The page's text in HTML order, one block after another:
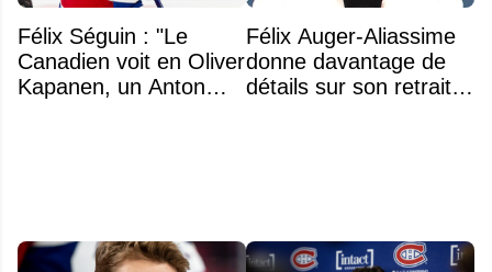
Félix Séguin : "Le
Canadien voit en Oliver
Kapanen, un Anton
Félix Auger-Aliassime
donne davantage de
détails sur son retrait